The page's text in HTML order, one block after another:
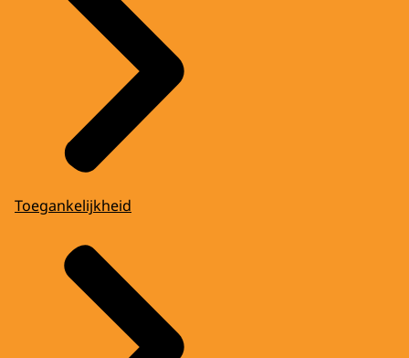
Toegankelijkheid